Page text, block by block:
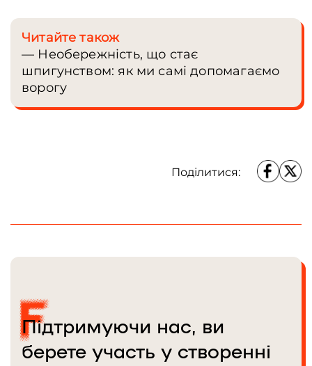
Читайте також
— Необережність, що стає
шпигунством: як ми самі допомагаємо
ворогу
Поділитися:
Підтримуючи нас, ви
берете участь у створенні